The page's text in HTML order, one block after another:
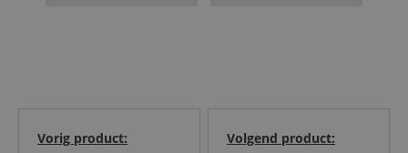
Volgend product:
Vorig product: